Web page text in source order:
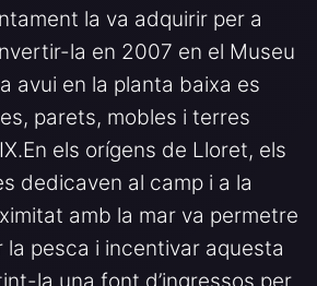
la va adquirir per a
la en 2007 en el Museu
avui en la planta baixa es
parets, mobles i terres
els orígens de Lloret, els
dedicaven al camp i a la
amb la mar va permetre
la pesca i incentivar aquesta
la una font d’ingressos per